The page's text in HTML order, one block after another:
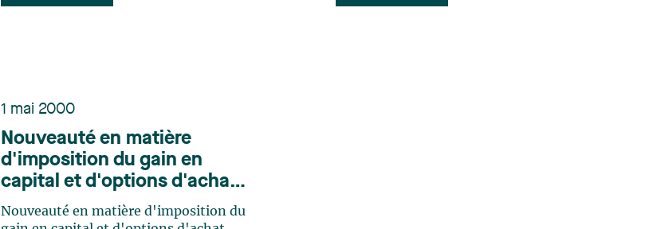
1 mai 2000
Nouveauté en matière
d'imposition du gain en
capital et d'options d'achat
d'actions
Nouveauté en matière d'imposition du